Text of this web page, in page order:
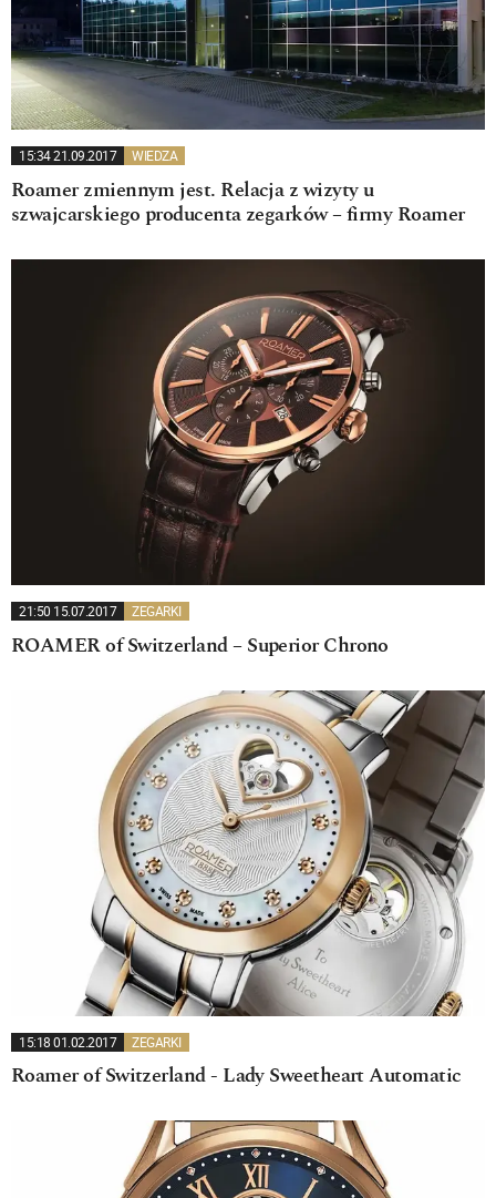
15:34 21.09.2017 WIEDZA
Roamer zmiennym jest. Relacja z wizyty u
szwajcarskiego producenta zegarków – firmy Roamer
21:50 15.07.2017 ZEGARKI
ROAMER of Switzerland – Superior Chrono
15:18 01.02.2017 ZEGARKI
Roamer of Switzerland - Lady Sweetheart Automatic